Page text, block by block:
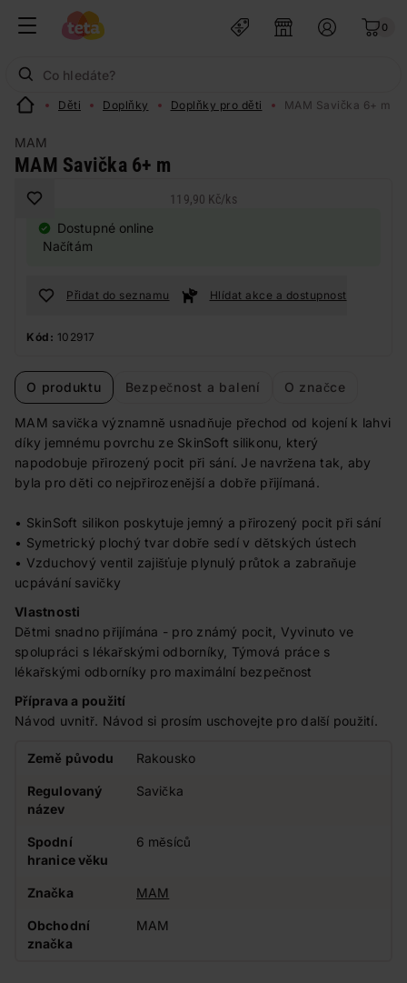
0
Děti Doplňky Doplňky pro děti MAM Savička 6+ m
MAM
MAM Savička 6+ m
119,90 Kč/ks
Dostupné online
Načítám
Přidat do seznamu Hlídat akce a dostupnost
Kód: 102917
O produktu Bezpečnost a balení O značce
MAM savička významně usnadňuje přechod od kojení k lahvi
díky jemnému povrchu ze SkinSoft silikonu, který
napodobuje přirozený pocit při sání. Je navržena tak, aby
byla pro děti co nejpřirozenější a dobře přijímaná.
• SkinSoft silikon poskytuje jemný a přirozený pocit při sání
• Symetrický plochý tvar dobře sedí v dětských ústech
• Vzduchový ventil zajišťuje plynulý průtok a zabraňuje
ucpávání savičky
Vlastnosti
Dětmi snadno přijímána - pro známý pocit, Vyvinuto ve
spolupráci s lékařskými odborníky, Týmová práce s
lékařskými odborníky pro maximální bezpečnost
Příprava a použití
Návod uvnitř. Návod si prosím uschovejte pro další použití.
Země původu Rakousko
Regulovaný
název
Savička
Spodní
hranice věku
6 měsíců
Značka MAM
Obchodní
značka
MAM